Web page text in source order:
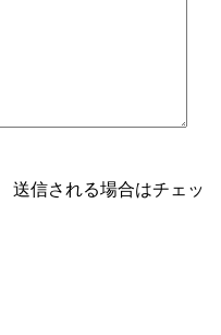
送信される場合はチェッ